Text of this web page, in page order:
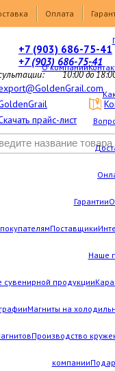
Оплата
О компании
Гарантии
Поставщики
Наше
сувенирной продукции
Магниты на
Производство
компании
+7 (903) 686-75-41
+7 (903) 686-75-41
10:00 до
прайс-лист